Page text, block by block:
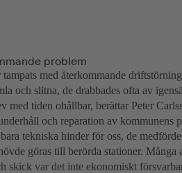
problem
med återkommande
och slitna, de drabbades ofta av
med tiden ohållbar, berättar Peter
och reparation av kommunens
tekniska hinder för oss, de
göras till berörda stationer. Många
skick var det inte ekonomiskt